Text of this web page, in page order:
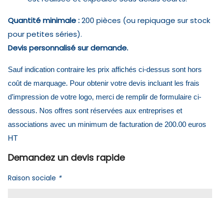
Quantité minimale :200 pièces (ou repiquage sur stock
pour petites séries).
Devis personnalisé sur demande.
Sauf indication contraire les prix affichés ci-dessus sont hors
coût de marquage. Pour obtenir votre devis incluant les frais
d’impression de votre logo, merci de remplir de formulaire ci-
dessous. Nos offres sont réservées aux entreprises et
associations avec un minimum de facturation de 200.00 euros
HT
Demandez un devis rapide
Raison sociale *